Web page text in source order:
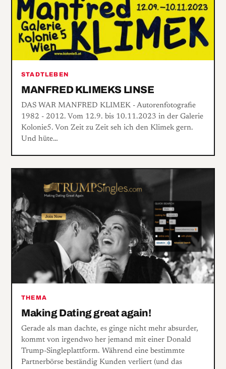
STADTLEBEN
MANFRED KLIMEKS LINSE
DAS WAR MANFRED KLIMEK - Autorenfotografie
1982 - 2012. Vom 12.9. bis 10.11.2023 in der Galerie
Kolonie5. Von Zeit zu Zeit seh ich den Klimek gern.
Und hüte…
THEMA
Making Dating great again!
Gerade als man dachte, es ginge nicht mehr absurder,
kommt von irgendwo her jemand mit einer Donald
Trump-Singleplattform. Während eine bestimmte
Partnerbörse beständig Kunden verliert (und das